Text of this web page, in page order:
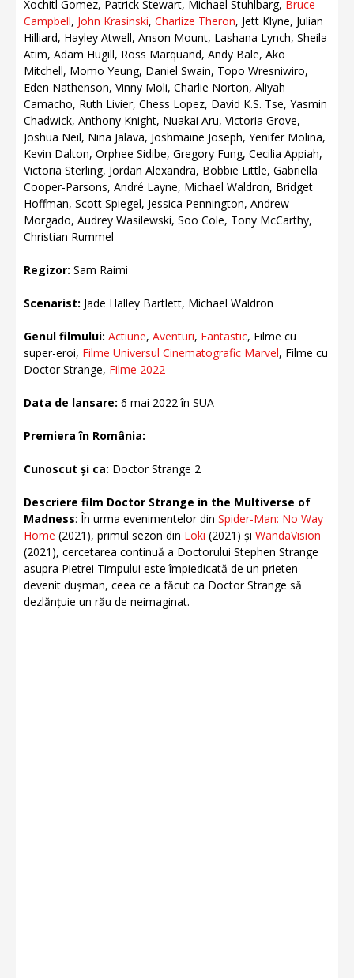
Xochitl Gomez, Patrick Stewart, Michael Stuhlbarg, Bruce
Campbell, John Krasinski, Charlize Theron, Jett Klyne, Julian
Hilliard, Hayley Atwell, Anson Mount, Lashana Lynch, Sheila
Atim, Adam Hugill, Ross Marquand, Andy Bale, Ako
Mitchell, Momo Yeung, Daniel Swain, Topo Wresniwiro,
Eden Nathenson, Vinny Moli, Charlie Norton, Aliyah
Camacho, Ruth Livier, Chess Lopez, David K.S. Tse, Yasmin
Chadwick, Anthony Knight, Nuakai Aru, Victoria Grove,
Joshua Neil, Nina Jalava, Joshmaine Joseph, Yenifer Molina,
Kevin Dalton, Orphee Sidibe, Gregory Fung, Cecilia Appiah,
Victoria Sterling, Jordan Alexandra, Bobbie Little, Gabriella
Cooper-Parsons, André Layne, Michael Waldron, Bridget
Hoffman, Scott Spiegel, Jessica Pennington, Andrew
Morgado, Audrey Wasilewski, Soo Cole, Tony McCarthy,
Christian Rummel
Regizor: Sam Raimi
Scenarist: Jade Halley Bartlett, Michael Waldron
Genul filmului: Actiune, Aventuri, Fantastic, Filme cu
super-eroi, Filme Universul Cinematografic Marvel, Filme cu
Doctor Strange, Filme 2022
Data de lansare: 6 mai 2022 în SUA
Premiera în România:
Cunoscut și ca: Doctor Strange 2
Descriere film Doctor Strange in the Multiverse of
Madness: În urma evenimentelor din Spider-Man: No Way
Home (2021), primul sezon din Loki (2021) și WandaVision
(2021), cercetarea continuă a Doctorului Stephen Strange
asupra Pietrei Timpului este împiedicată de un prieten
devenit dușman, ceea ce a făcut ca Doctor Strange să
dezlănțuie un rău de neimaginat.